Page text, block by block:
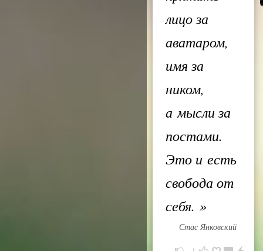
лицо за
аватаром,
имя за
ником,
а мысли за
постами.
Это и есть
свобода от
себя. »
Стас Янковский